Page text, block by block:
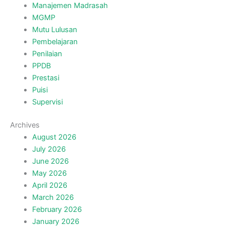
Manajemen Madrasah
MGMP
Mutu Lulusan
Pembelajaran
Penilaian
PPDB
Prestasi
Puisi
Supervisi
Archives
August 2026
July 2026
June 2026
May 2026
April 2026
March 2026
February 2026
January 2026